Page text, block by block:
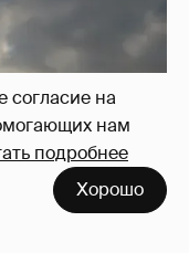
согласие на
нам
подробнее
Хорошо